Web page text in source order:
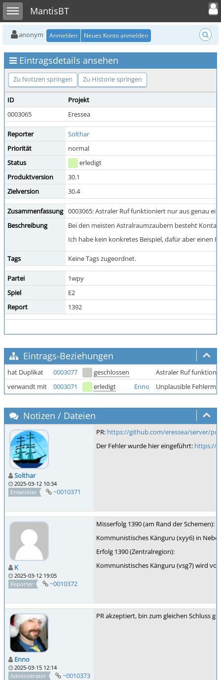
Toggle sidebarMantisBT
Toggle
anonym Anmelden Neues Konto anmelden
Eintragsdetails ansehen
Zu Notizen springen Zu Historie springen
ID
Projekt
0003065
Eressea
Reporter
Solthar
Priorität
normal
Status
erledigt
Produktversion
30.1
Zielversion
30.4
Zusammenfassung 0003065: Astraler Ruf funktioniert nur aus genau
Beschreibung
Bei den meisten Astralraumzaubern besteht
Ich habe kein konkretes Beispiel, dafür aber einen
Tags Keine Tags zugeordnet.
Partei
1wpy
Spiel
E2
Report
1392
Eintrags-Beziehungen
hat Duplikat 0003077 geschlossen
Astraler Ruf
verwandt mit
0003071 erledigt Enno Unplausible
Notizen / Dateien
Solthar
2025-03-12 10:34
Entwickler
~0010371
PR: https://github.com/eressea/server/
Der Fehler wurde hier eingeführt: https://
K
2025-03-12 19:05
Reporter
~0010372
Misserfolg 1390 (am Rand der Schemen):
Kommunistisches Känguru (xyy6) in
Erfolg 1390 (Zentralregion):
Kommunistisches Känguru (vsg7) wird
Enno
2025-03-15 12:14
Administrator
~0010373
PR akzeptiert, bin zum gleichen Schluss